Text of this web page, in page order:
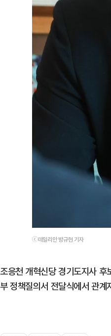
ⓒ데일리안 방규현 기자
조응천 개혁신당 경기도지사
부 정책질의서 전달식에서 관계